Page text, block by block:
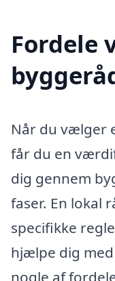
Fordele
Når du vælger
får du en
dig gennem
faser. En lokal
specifikke
hjælpe dig
nogle af